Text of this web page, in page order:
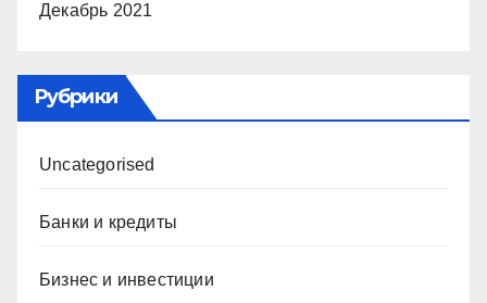
Декабрь 2021
Рубрики
Uncategorised
Банки и кредиты
Бизнес и инвестиции